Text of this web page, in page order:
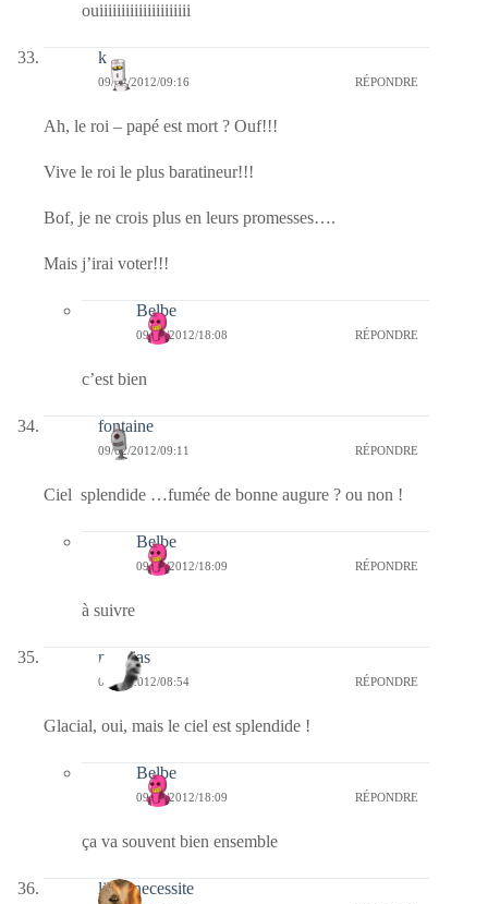
ouiiiiiiiiiiiiiiiiiiiii
k
09/02/2012/09:16 RÉPONDRE
Ah, le roi – papé est mort ? Ouf!!!
Vive le roi le plus baratineur!!!
Bof, je ne crois plus en leurs promesses….
Mais j’irai voter!!!
Belbe
09/02/2012/18:08 RÉPONDRE
c’est bien
fontaine
09/02/2012/09:11 RÉPONDRE
Ciel splendide …fumée de bonne augure ? ou non !
Belbe
09/02/2012/18:09 RÉPONDRE
à suivre
mathias
09/02/2012/08:54 RÉPONDRE
Glacial, oui, mais le ciel est splendide !
Belbe
09/02/2012/18:09 RÉPONDRE
ça va souvent bien ensemble
libre necessite